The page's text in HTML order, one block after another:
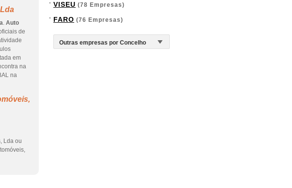
. Auto
de
em
na
na
Lda ou
VISEU (78 Empresas)
FARO (76 Empresas)